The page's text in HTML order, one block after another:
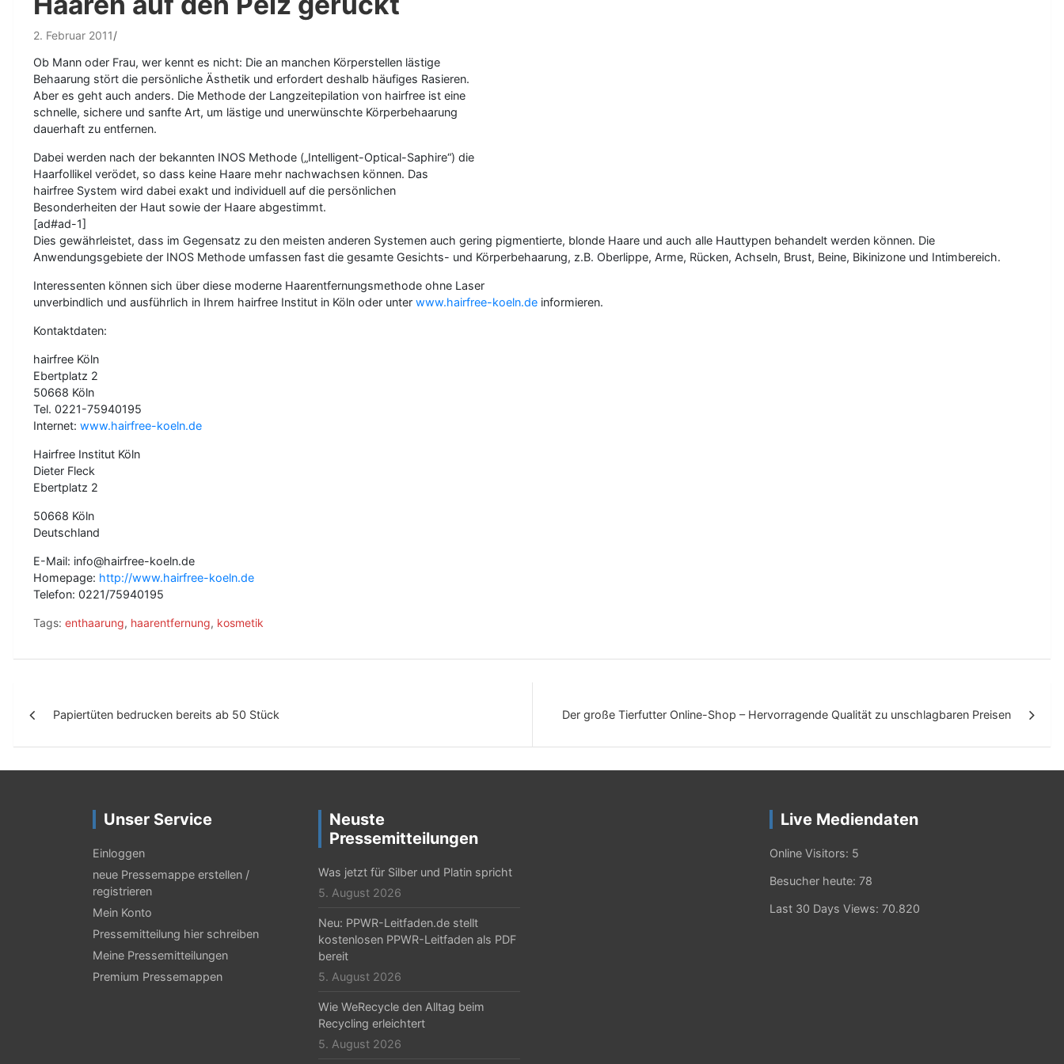
2. Februar 2011
Ob Mann oder Frau, wer kennt es nicht: Die an manchen Körperstellen lästige
Behaarung stört die persönliche Ästhetik und erfordert deshalb häufiges Rasieren.
Aber es geht auch anders. Die Methode der Langzeitepilation von hairfree ist eine
schnelle, sichere und sanfte Art, um lästige und unerwünschte Körperbehaarung
dauerhaft zu entfernen.
Dabei werden nach der bekannten INOS Methode („Intelligent-Optical-Saphire“) die
Haarfollikel verödet, so dass keine Haare mehr nachwachsen können. Das
hairfree System wird dabei exakt und individuell auf die persönlichen
Besonderheiten der Haut sowie der Haare abgestimmt.
[ad#ad-1]
Dies gewährleistet, dass im Gegensatz zu den meisten anderen Systemen auch gering pigmentierte, blonde Haare und auch alle Hauttypen behandelt werden können. Die
Anwendungsgebiete der INOS Methode umfassen fast die gesamte Gesichts- und Körperbehaarung, z.B. Oberlippe, Arme, Rücken, Achseln, Brust, Beine, Bikinizone und Intimbereich.
Interessenten können sich über diese moderne Haarentfernungsmethode ohne Laser
unverbindlich und ausführlich in Ihrem hairfree Institut in Köln oder unter www.hairfree-koeln.de informieren.
Kontaktdaten:
hairfree Köln
Ebertplatz 2
50668 Köln
Tel. 0221-75940195
Internet: www.hairfree-koeln.de
Hairfree Institut Köln
Dieter Fleck
Ebertplatz 2
50668 Köln
Deutschland
E-Mail: info@hairfree-koeln.de
Homepage: http://www.hairfree-koeln.de
Telefon: 0221/75940195
Tags: enthaarung, haarentfernung, kosmetik
i
t
Papiertüten bedrucken bereits ab 50 Stück Der große Tierfutter Online-Shop – Hervorragende Qualität zu unschlagbaren Preisen
Unser Service
Einloggen
neue Pressemappe erstellen /
registrieren
Mein Konto
Pressemitteilung hier schreiben
Meine Pressemitteilungen
Premium Pressemappen
Neuste
Pressemitteilungen
Was jetzt für Silber und Platin spricht
5. August 2026
Neu: PPWR-Leitfaden.de stellt
kostenlosen PPWR-Leitfaden als PDF
bereit
5. August 2026
Wie WeRecycle den Alltag beim
Recycling erleichtert
5. August 2026
Live Mediendaten
Online Visitors: 5
Besucher heute: 78
Last 30 Days Views: 70.820